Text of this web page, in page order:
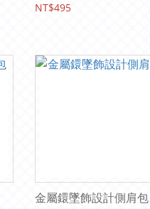
NT$495
金屬鐶墜飾設計側肩包